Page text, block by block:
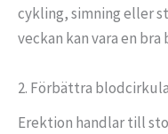
cykling, simning eller
veckan kan vara en bra
2. Förbättra
Erektion handlar till